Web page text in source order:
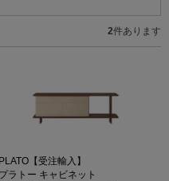
2件あります
PLATO【受注輸入】
プラトー キャビネット